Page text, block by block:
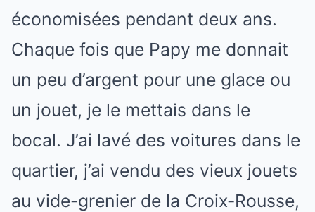
économisées pendant deux ans.
Chaque fois que Papy me donnait
un peu d’argent pour une glace ou
un jouet, je le mettais dans le
bocal. J’ai lavé des voitures dans le
quartier, j’ai vendu des vieux jouets
au vide-grenier de la Croix-Rousse,